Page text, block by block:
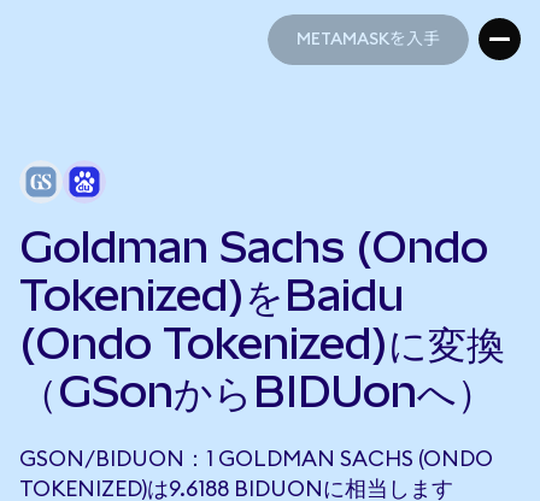
METAMASKを入手
Goldman Sachs (Ondo
Tokenized)をBaidu
(Ondo Tokenized)に変換
（GSonからBIDUonへ）
GSON/BIDUON：1 GOLDMAN SACHS (ONDO
TOKENIZED)は9.6188 BIDUONに相当します